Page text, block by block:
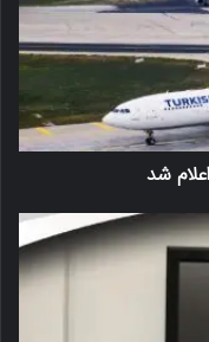
شد